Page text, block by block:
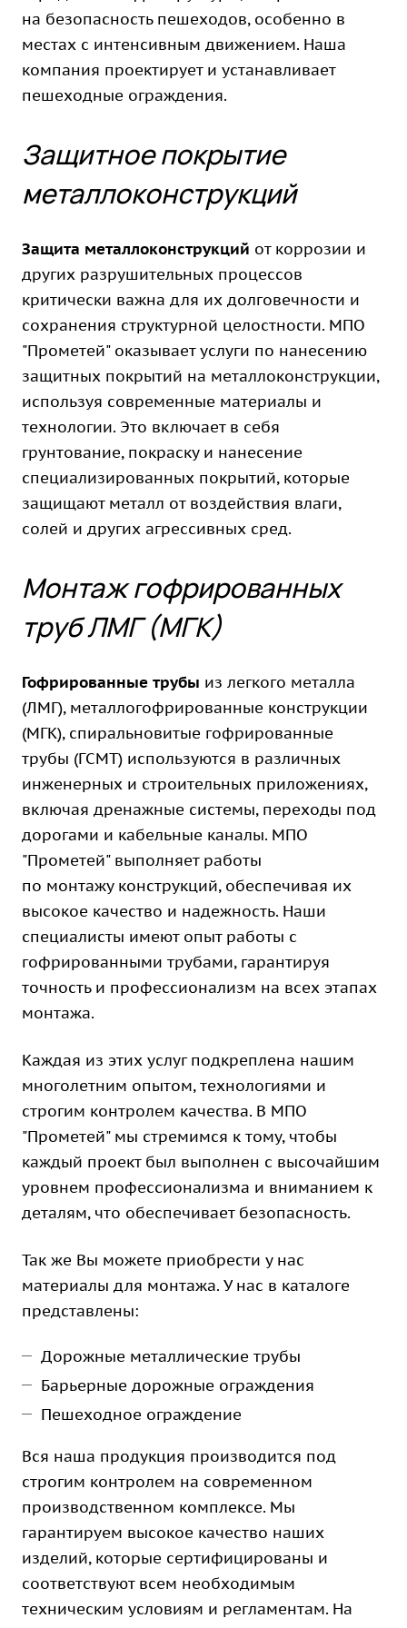
на безопасность пешеходов, особенно в
местах с интенсивным движением. Наша
компания проектирует и устанавливает
пешеходные ограждения.
Защитное покрытие
металлоконструкций
Защита металлоконструкций от коррозии и
других разрушительных процессов
критически важна для их долговечности и
сохранения структурной целостности. МПО
"Прометей" оказывает услуги по нанесению
защитных покрытий на металлоконструкции,
используя современные материалы и
технологии. Это включает в себя
грунтование, покраску и нанесение
специализированных покрытий, которые
защищают металл от воздействия влаги,
солей и других агрессивных сред.
Монтаж гофрированных
труб ЛМГ (МГК)
Гофрированные трубы из легкого металла
(ЛМГ), металлогофрированные конструкции
(МГК), спиральновитые гофрированные
трубы (ГСМТ) используются в различных
инженерных и строительных приложениях,
включая дренажные системы, переходы под
дорогами и кабельные каналы. МПО
"Прометей" выполняет работы
по монтажу конструкций, обеспечивая их
высокое качество и надежность. Наши
специалисты имеют опыт работы с
гофрированными трубами, гарантируя
точность и профессионализм на всех этапах
монтажа.
Каждая из этих услуг подкреплена нашим
многолетним опытом, технологиями и
строгим контролем качества. В МПО
"Прометей" мы стремимся к тому, чтобы
каждый проект был выполнен с высочайшим
уровнем профессионализма и вниманием к
деталям, что обеспечивает безопасность.
Так же Вы можете приобрести у нас
материалы для монтажа. У нас в каталоге
представлены:
Дорожные металлические трубы
Барьерные дорожные ограждения
Пешеходное ограждение
Вся наша продукция производится под
строгим контролем на современном
производственном комплексе. Мы
гарантируем высокое качество наших
изделий, которые сертифицированы и
соответствуют всем необходимым
техническим условиям и регламентам. На